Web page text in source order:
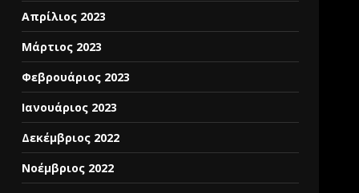
Απρίλιος 2023
Μάρτιος 2023
Φεβρουάριος 2023
Ιανουάριος 2023
Δεκέμβριος 2022
Νοέμβριος 2022